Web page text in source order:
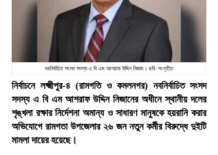
নবনির্বাচিত সংসদ সদস্য এ বি এম আশরাফ উদ্দিন নিজাম। ছবি: সংগৃহীত
নির্বাচনে লক্ষ্মীপুর-৪ (রামগতি ও কমলনগর) নবনির্বাচিত সংসদ
সদস্য এ বি এম আশরাফ উদ্দিন নিজানের অধীনে স্থানীয় দলের
শৃঙ্খলা রক্ষার নির্দেশনা অমান্য ও সাধারণ মানুষকে হয়রানি করার
অভিযোগে রামগতা উপজেলার ২৬ জন নতুন কর্মীর বিরুদ্ধে দুইটি
মামলা দায়ের হয়েছে।